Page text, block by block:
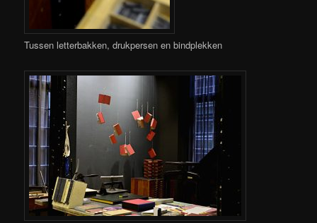
Tussen letterbakken, drukpersen en bindplekken